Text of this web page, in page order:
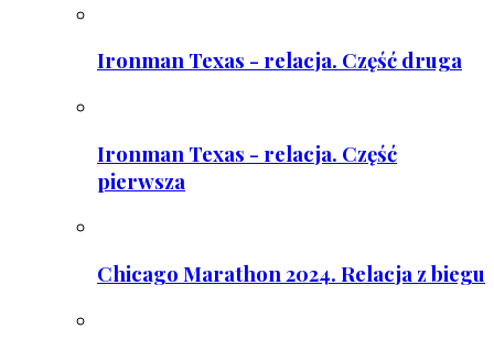
Ironman Texas - relacja. Część druga
Ironman Texas - relacja. Część
pierwsza
Chicago Marathon 2024. Relacja z biegu